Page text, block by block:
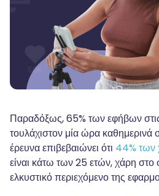
Παραδόξως, 65% των εφήβων
τουλάχιστον μία ώρα
έρευνα επιβεβαιώνει ότι 44% των
είναι κάτω των 25 ετών, χάρη στο
ελκυστικό περιεχόμενο της